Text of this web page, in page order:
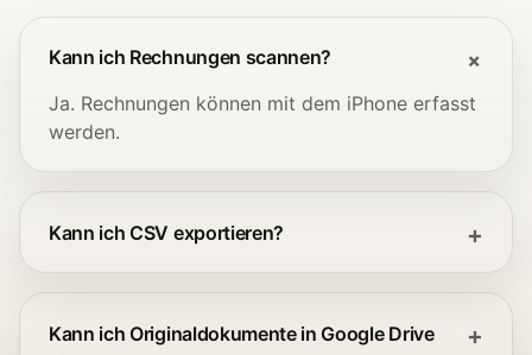
Kann ich Rechnungen scannen?
Ja. Rechnungen können mit dem iPhone erfasst
werden.
Kann ich CSV exportieren?
Kann ich Originaldokumente in Google Drive